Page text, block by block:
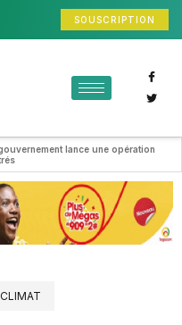
SOUSCRIPTION
lance une opération
CLIMAT